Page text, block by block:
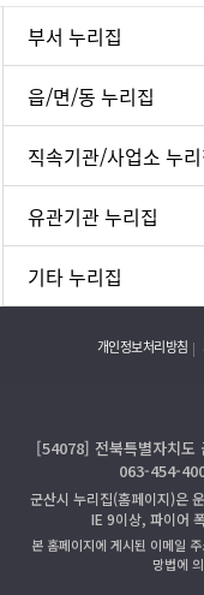
부서 누리집
읍/면/동 누리집
직속기관/사업소 누
유관기관 누리집
기타 누리집
개인정보처리방침
[54078] 전북특별자치도
063-454-
군산시 누리집(홈페이지)은
IE 9이상, 파이어
본 홈페이지에 게시된 이메일
망법에